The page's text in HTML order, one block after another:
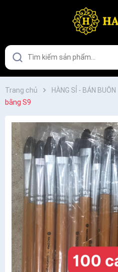
Trang chủ HÀNG SỈ - BÁN BUÔN
bằng S9